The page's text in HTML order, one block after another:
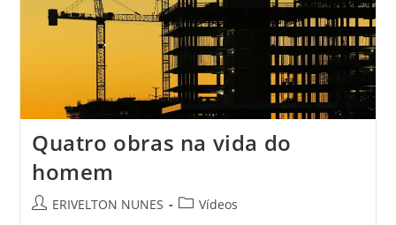
Quatro obras na vida do
homem
ERIVELTON NUNES Vídeos